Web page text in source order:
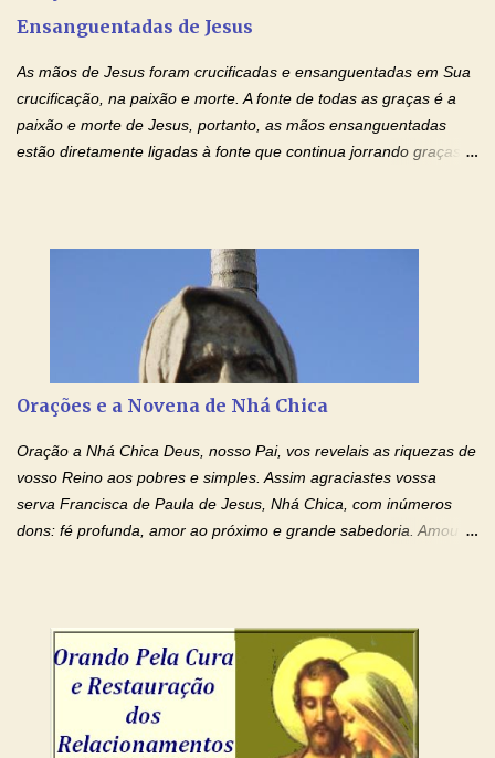
interesse, não se irrita, não guarda rancor. Não se alegra com a
Ensanguentadas de Jesus
As mãos de Jesus foram crucificadas e ensanguentadas em Sua
crucificação, na paixão e morte. A fonte de todas as graças é a
paixão e morte de Jesus, portanto, as mãos ensanguentadas
estão diretamente ligadas à fonte que continua jorrando graças
ensanguentadas, chagadas e abertas, sobre mim, neste
momento. Sinto-me completamente sem forças para prosseguir,
carregando as minhas cruzes. Preciso que a força e o poder de
Tuas Mãos, que suportaram a mais profunda dor ao serem
pregadas na Cruz, reergam-me e curem-me agora. Jesus, não
peço somente por mim, mas também por todos aqueles que mais
amo. Nós precisamos desesperadamente de cura física e
espiritual, através do toque consolador de tuas Mãos
ensanguentadas e infinitamente poderosas. Eu reconheço,
apesar de toda a minha limitação e da infinidade dos meus ...
Orações e a Novena de Nhá Chica
Oração a Nhá Chica Deus, nosso Pai, vos revelais as riquezas de
vosso Reino aos pobres e simples. Assim agraciastes vossa
serva Francisca de Paula de Jesus, Nhá Chica, com inúmeros
dons: fé profunda, amor ao próximo e grande sabedoria. Amou a
Senhor Jesus Cristo, vosso Filho, na unidade do Espírito Santo.
Amém. Novena a Nhá Chica (Oração para obter os favores
celestiais através da intercessão da Serva de Deus Nhá Chica)
(Rezar durante nove dias seguidos ou intercalados) Nhá Chica,
recorro a vós como intercessora entre a Bondade Divina e as